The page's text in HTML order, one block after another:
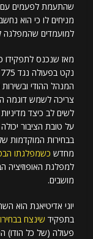
מניחים לו כי הוא
למועמדים
מאז שנכנס לתפקידו
המנהל ההודי
צריכה לשמש דוגמה
לשים לב כיצד
על טובת הציבור
מחדש כשמפלגתו הבטיחה 255 מתוך
מושבים.
יוגי אדיטיאנת הוא
בתפקיד שינצח
פעולה (של כל הודו)